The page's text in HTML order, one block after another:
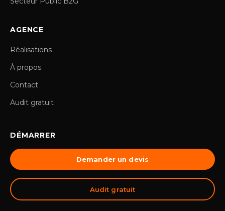
AGENCE
Réalisations
À propos
Contact
Audit gratuit
DÉMARRER
Demander un devis
Audit gratuit